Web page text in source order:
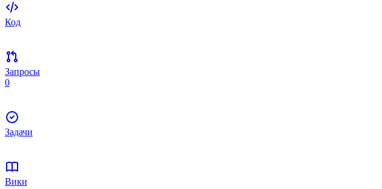
Код
Запросы
0
Задачи
Вики